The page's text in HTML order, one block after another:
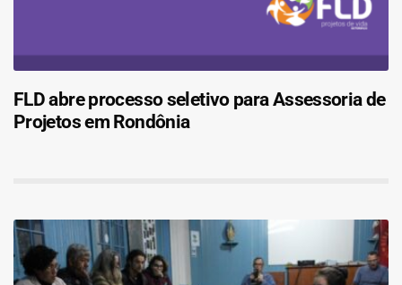
FLD abre processo seletivo para Assessoria de
Projetos em Rondônia